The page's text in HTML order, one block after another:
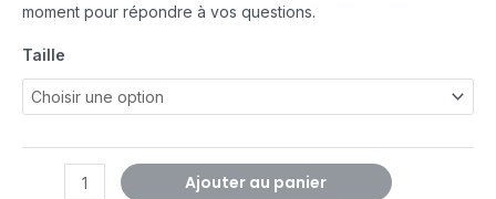
moment pour répondre à vos questions.
Taille
Ajouter au panier